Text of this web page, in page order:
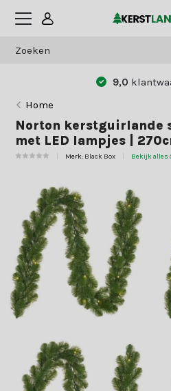
9,0
Home
Norton kerstguirlande
met LED lampjes |
Merk: Black Box Bekijk alles